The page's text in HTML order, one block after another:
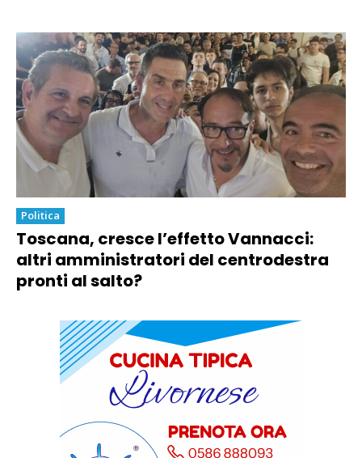
Politica
Toscana, cresce l’effetto Vannacci:
altri amministratori del centrodestra
pronti al salto?